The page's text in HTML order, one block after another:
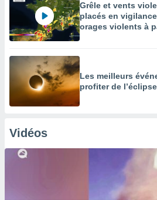
Grêle et vents
placés en
orages violents à
Les meilleurs
profiter de
Vidéos